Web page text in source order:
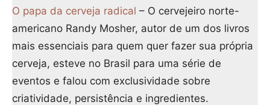
O papa da cerveja radical – O cervejeiro norte-
americano Randy Mosher, autor de um dos livros
mais essenciais para quem quer fazer sua própria
cerveja, esteve no Brasil para uma série de
eventos e falou com exclusividade sobre
criatividade, persistência e ingredientes.